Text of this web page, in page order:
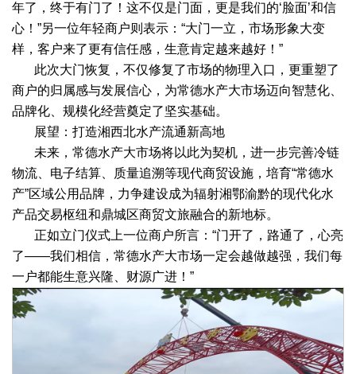
年了，终于有门了！这不仅是门面，更是我们的‘脸面’和信
心！”另一位年轻商户则表示：“大门一立，市场形象大变
样，客户来了更有信任感，生意肯定越来越好！”
此次大门恢复，不仅修复了市场的物理入口，更重塑了
商户的归属感与发展信心，为常德水产大市场迈向智慧化、
品牌化、规模化经营奠定了坚实基础。
展望：打造湘西北水产流通新高地
未来，常德水产大市场将以此为契机，进一步完善冷链
物流、电子结算、质量追溯等现代商贸设施，培育“常德水
产”区域公用品牌，力争建设成为辐射湘鄂渝黔的现代化水
产品交易枢纽和鼎城区商贸文旅融合的新地标。
正如立门仪式上一位商户所言：“门开了，路通了，心亮
了——我们相信，常德水产大市场一定会越做越强，我们每
一户都能生意兴隆、财源广进！”